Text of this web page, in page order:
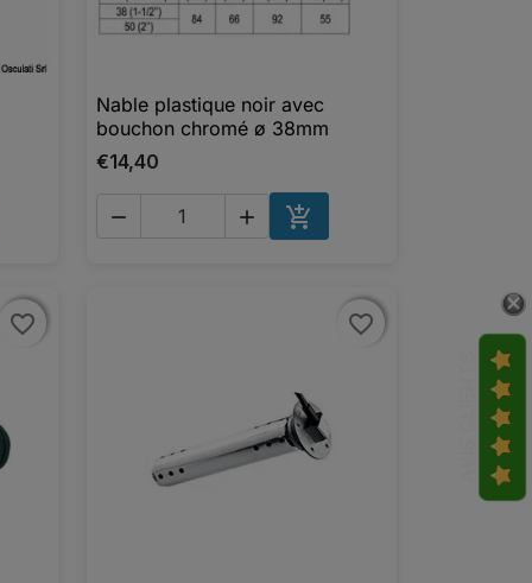
AU PANIER
 Aperçu rapide
Nable plastique noir avec
bouchon chromé ø 38mm
€14,40
  
AJOUTER AU PANIER
favorite_border
favorite_border favorite_border
favorite_border